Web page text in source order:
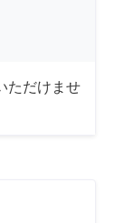
ただけませ